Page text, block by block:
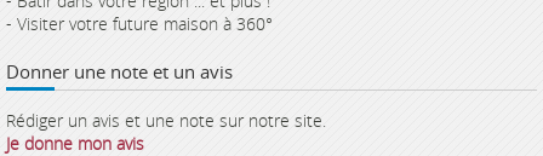
- Visiter votre future maison à 360°
Donner une note et un avis
Rédiger un avis et une note sur notre site.
Je donne mon avis